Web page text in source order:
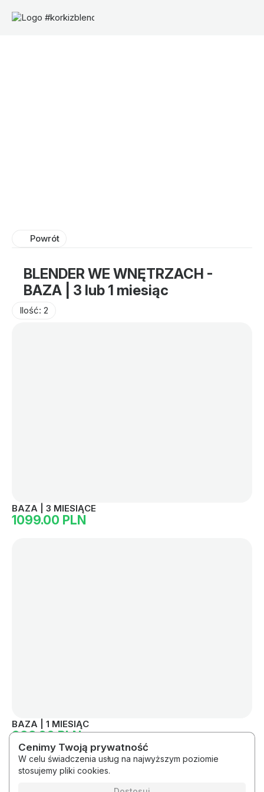
Powrót
BLENDER WE WNĘTRZACH -
BAZA | 3 lub 1 miesiąc
Ilość: 2
BAZA | 3 MIESIĄCE
1099.00 PLN
BAZA | 1 MIESIĄC
999.00 PLN
RegulaminPolityka prywatności
Cenimy Twoją prywatność
W celu świadczenia usług na najwyższym poziomie
stosujemy pliki cookies.